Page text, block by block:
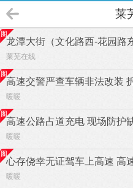
莱
龙潭大街（文化路西-花园路
莱芜在线
高速交警严查车辆非法改装
暖暖
高速公路占道充电 现场防护
暖暖
心存侥幸无证驾车上高速 高
暖暖